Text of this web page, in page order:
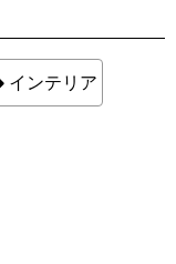
インテリア